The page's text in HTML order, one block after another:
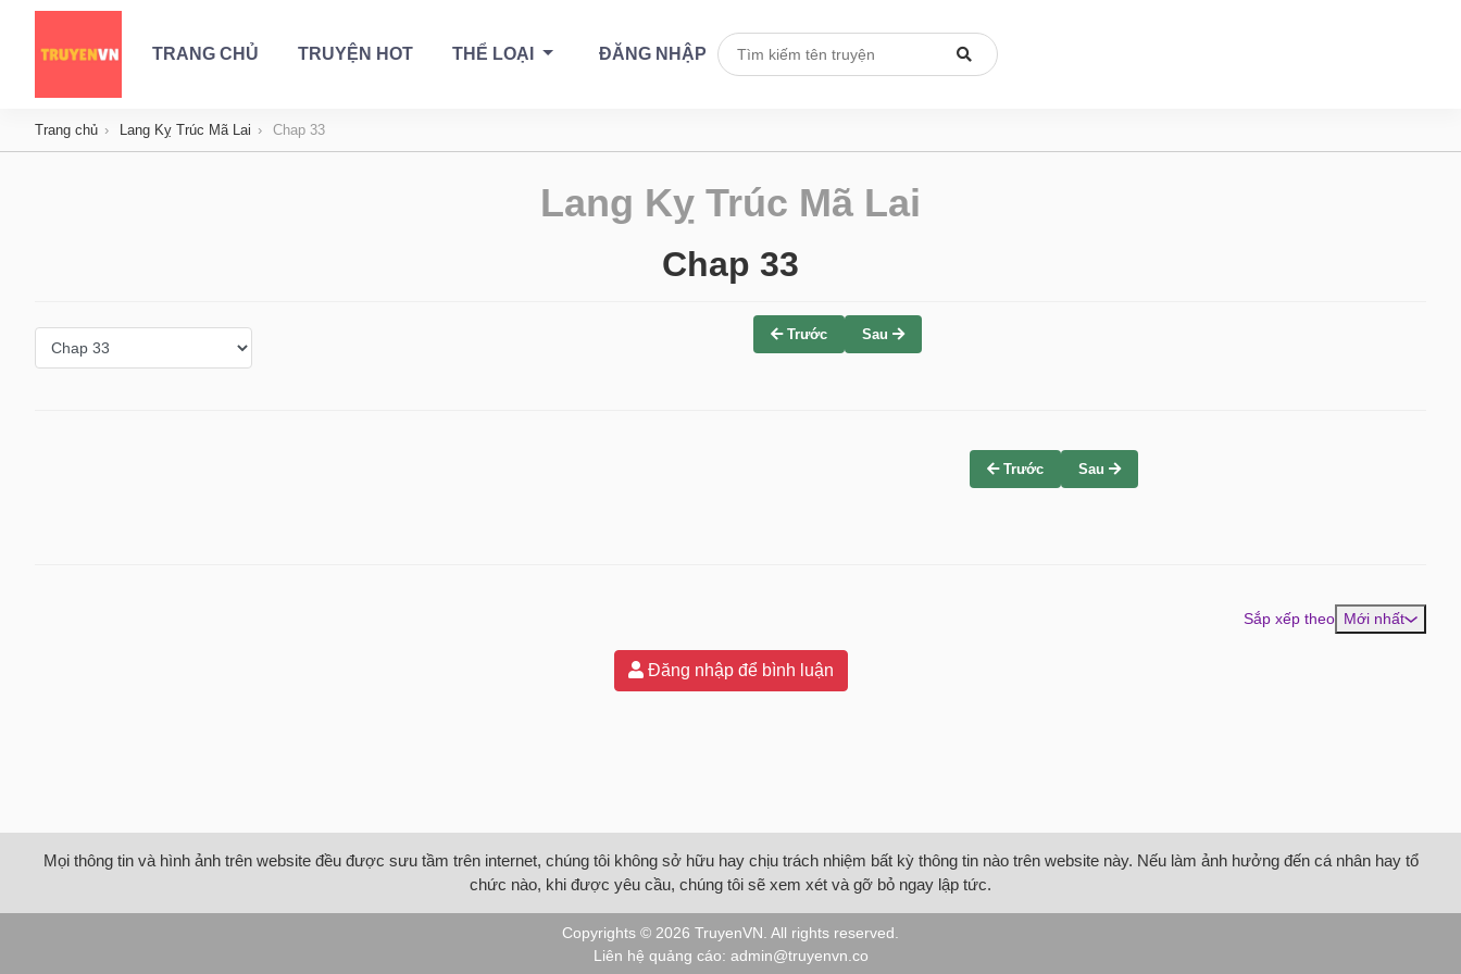
TRANG CHỦ TRUYỆN HOT THỂ LOẠI ĐĂNG NHẬP
Trang chủ Lang Kỵ Trúc Mã Lai Chap 33
Lang Kỵ Trúc Mã Lai
Chap 33
Trước Sau
Trước Sau
Sắp xếp theo Mới nhất
Đăng nhập để bình luận
Mọi thông tin và hình ảnh trên website đều được sưu tầm trên internet, chúng tôi không sở hữu hay chịu trách nhiệm bất kỳ thông tin nào trên website này. Nếu làm ảnh hưởng đến cá nhân hay tổ
chức nào, khi được yêu cầu, chúng tôi sẽ xem xét và gỡ bỏ ngay lập tức.
Copyrights © 2026 TruyenVN . All rights reserved.
Liên hệ quảng cáo: admin@truyenvn.co